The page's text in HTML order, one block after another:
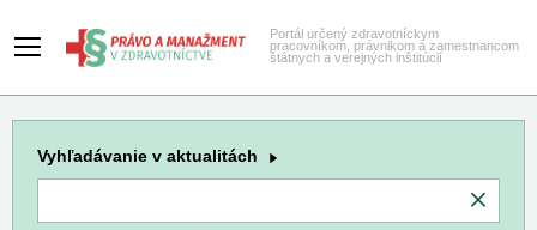
Portál určený zdravotníckym
pracovníkom, právnikom a zamestnancom
štátnych a verejných inštitúcií
Vyhľadávanie v aktualitách